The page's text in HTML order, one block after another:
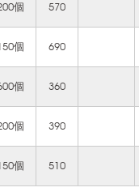
個 570
個 690
個 360
個 390
個 510